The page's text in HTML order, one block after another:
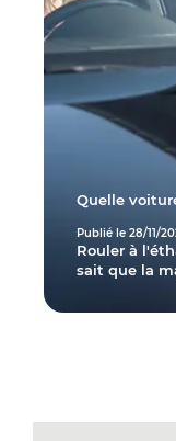
Quelle
Publié le 28/11/
Rouler à
sait que la